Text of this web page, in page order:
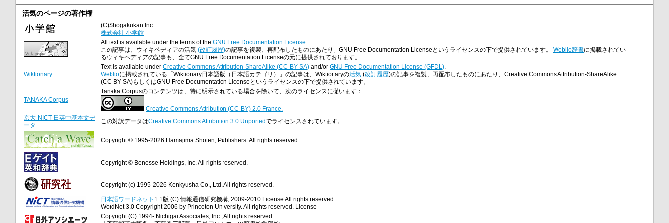
活気のページの著作権
(C)Shogakukan Inc.
株式会社 小学館
All text is available under the terms of the GNU Free Documentation License.
この記事は、ウィキペディアの活気 (改訂履歴)の記事を複製、再配布したものにあたり、GNU Free Documentation Licenseというライセンスの下で提供されています。 Weblio辞書に掲載されてい
るウィキペディアの記事も、全てGNU Free Documentation Licenseの元に提供されております。
Wiktionary
Text is available under Creative Commons Attribution-ShareAlike (CC-BY-SA) and/or GNU Free Documentation License (GFDL).
Weblioに掲載されている「Wiktionary日本語版（日本語カテゴリ）」の記事は、Wiktionaryの活気 (改訂履歴)の記事を複製、再配布したものにあたり、Creative Commons Attribution-ShareAlike
(CC-BY-SA)もしくはGNU Free Documentation Licenseというライセンスの下で提供されています。
TANAKA Corpus
Tanaka Corpusのコンテンツは、特に明示されている場合を除いて、次のライセンスに従います：
Creative Commons Attribution (CC-BY) 2.0 France.
京大-NICT 日英中基本文デ
ータ
この対訳データはCreative Commons Attribution 3.0 Unportedでライセンスされています。
Copyright © 1995-2026 Hamajima Shoten, Publishers. All rights reserved.
Copyright © Benesse Holdings, Inc. All rights reserved.
Copyright (c) 1995-2026 Kenkyusha Co., Ltd. All rights reserved.
日本語ワードネット 1.1版 (C) 情報通信研究機構, 2009-2010 License All rights reserved.
WordNet 3.0 Copyright 2006 by Princeton University. All rights reserved. License
Copyright (C) 1994- Nichigai Associates, Inc., All rights reserved.